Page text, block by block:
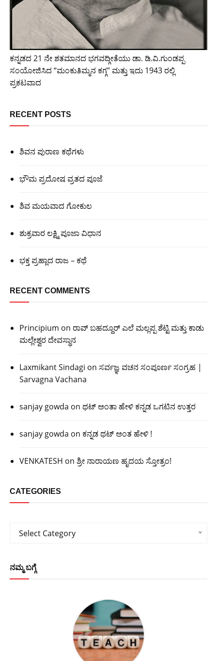
ಕನ್ನಡದ 21 ನೇ ಶತಮಾನದ ಭಗವದ್ಗೀತೆಯು ಡಾ. ಡಿ.ವಿ.ಗುಂಡಪ್ಪ
ಸಂಯೋಜಿಸಿದ “ಮಂಕುತಿಮ್ಮನ ಕಗ್ಗ” ಮತ್ತು ಇದು 1943 ರಲ್ಲಿ
ಪ್ರಕಟವಾದ
RECENT POSTS
ಶಿವನ ಪುರಾಣ ಕಥೆಗಳು
ಭೌಮ ಪ್ರದೋಷ ವ್ರತದ ಪೂಜೆ
ಶಿವ ಮಯವಾದ ಗೋಕುಲ
ಶುಕ್ರವಾರ ಲಕ್ಷ್ಮಿ ಪೂಜಾ ವಿಧಾನ
ಭಕ್ತ ಪ್ರಹ್ಲಾದ ರಾಜ – ಕಥೆ
RECENT COMMENTS
Principium on ರಾವ್ ಬಹದ್ದೂರ್ ಎಲೆ ಮಲ್ಲಪ್ಪ ಶೆಟ್ಟಿ ಮತ್ತು ಕಾಡು
ಮಲ್ಲೇಶ್ವರ ದೇವಸ್ಥಾನ
Laxmikant Sindagi on ಸರ್ವಜ್ಞ ವಚನ ಸಂಪೂರ್ಣ ಸಂಗ್ರಹ |
Sarvagna Vachana
sanjay gowda on ಥಟ್ ಅಂತಾ ಹೇಳಿ ಕನ್ನಡ ಒಗಟಿನ ಉತ್ತರ
sanjay gowda on ಕನ್ನಡ ಥಟ್ ಅಂತ ಹೇಳಿ !
VENKATESH on ಶ್ರೀ ನಾರಾಯಣ ಹೃದಯ ಸ್ತೋತ್ರಂ!
CATEGORIES
Categories
Select Category
ನಮ್ಮ ಬಗ್ಗೆ